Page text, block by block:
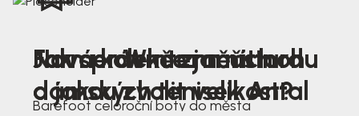
Nová kolekce jarních
dámských tenisek Antal
Jak správně změřit nohu
a jakou zvolit velikost?
Farmer Winter mustard
Barefoot celoroční boty do města